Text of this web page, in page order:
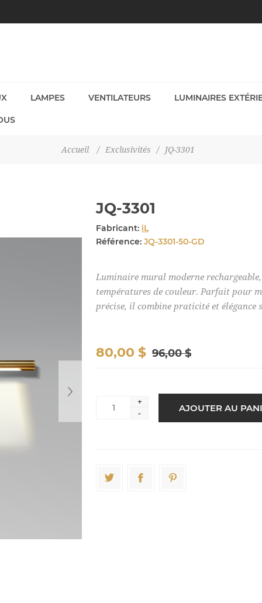
LAMPES VENTILATEURS LUMINAIRES
Accueil / Exclusivités / JQ-3301
JQ-3301
Fabricant: iL
Référence: JQ-3301-50-GD
Luminaire mural moderne
températures de couleur. Parfait pour
précise, il combine praticité et élégance
96,00 $
80,00 $
+
-